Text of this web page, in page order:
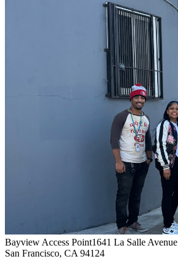
Bayview Access Point1641 La Salle Avenue
San Francisco, CA 94124